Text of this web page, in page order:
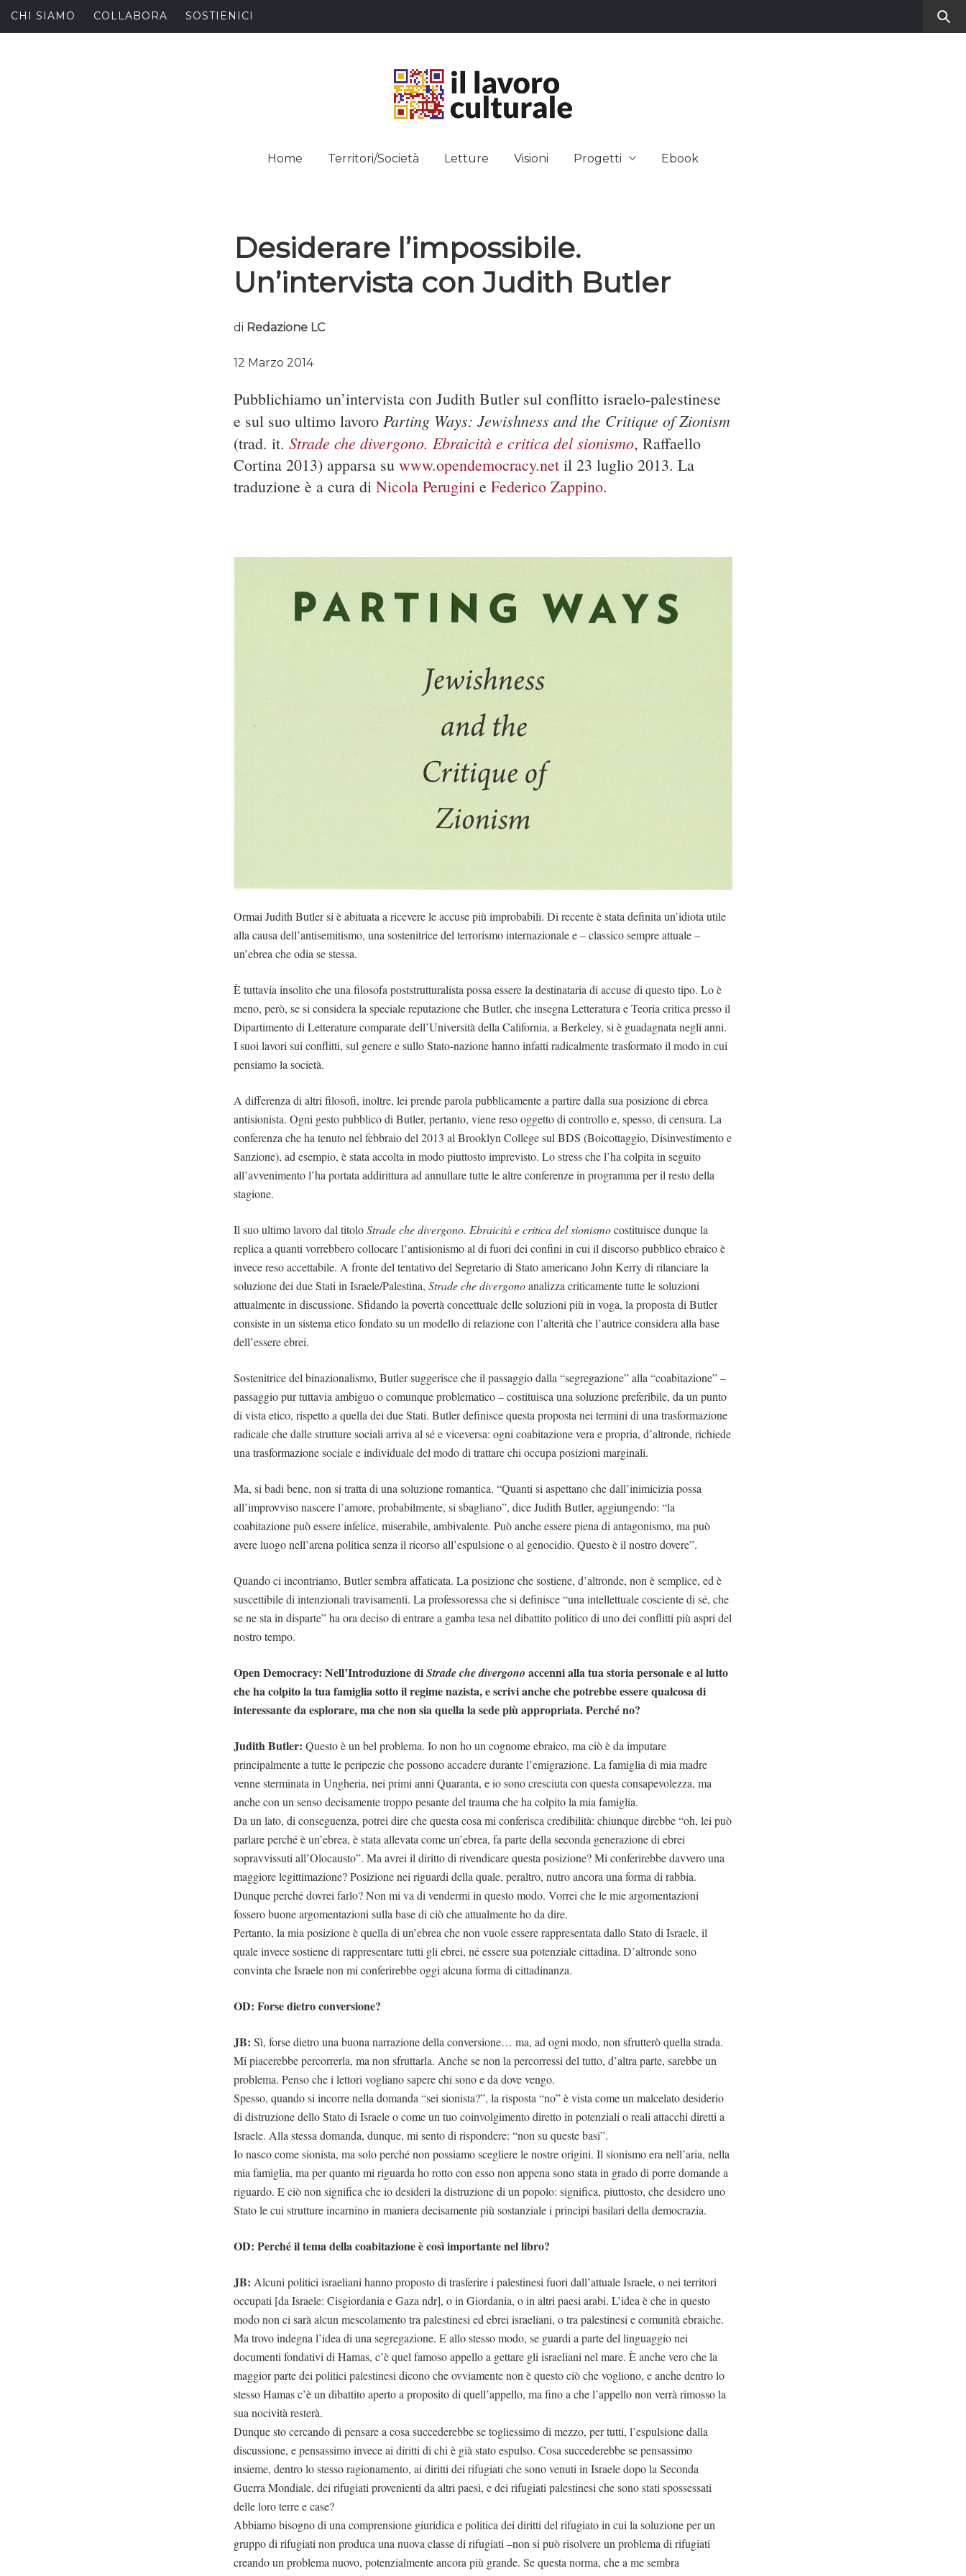
Skip
to
CHI SIAMO COLLABORA SOSTIENICI
IL LAVORO
CULTURALE
Home
Territori/Società Letture Visioni Progetti Ebook
Desiderare l’impossibile.
Un’intervista con Judith Butler
di Redazione LC
12 Marzo 2014
Pubblichiamo un’intervista con Judith Butler sul conflitto israelo-palestinese
e sul suo ultimo lavoro Parting Ways: Jewishness and the Critique of Zionism
(trad. it.Strade che divergono. Ebraicità e critica del sionismo, Raffaello
Cortina 2013) apparsa suwww.opendemocracy.net il 23 luglio 2013. La
traduzione è a cura diNicola Perugini eFederico Zappino.
Ormai Judith Butler si è abituata a ricevere le accuse più improbabili. Di recente è stata definita un’idiota utile
alla causa dell’antisemitismo, una sostenitrice del terrorismo internazionale e – classico sempre attuale –
un’ebrea che odia se stessa.
È tuttavia insolito che una filosofa poststrutturalista possa essere la destinataria di accuse di questo tipo. Lo è
meno, però, se si considera la speciale reputazione che Butler, che insegna Letteratura e Teoria critica presso il
Dipartimento di Letterature comparate dell’Università della California, a Berkeley, si è guadagnata negli anni.
I suoi lavori sui conflitti, sul genere e sullo Stato-nazione hanno infatti radicalmente trasformato il modo in cui
pensiamo la società.
A differenza di altri filosofi, inoltre, lei prende parola pubblicamente a partire dalla sua posizione di ebrea
antisionista. Ogni gesto pubblico di Butler, pertanto, viene reso oggetto di controllo e, spesso, di censura. La
conferenza che ha tenuto nel febbraio del 2013 al Brooklyn College sul BDS (Boicottaggio, Disinvestimento e
Sanzione), ad esempio, è stata accolta in modo piuttosto imprevisto. Lo stress che l’ha colpita in seguito
all’avvenimento l’ha portata addirittura ad annullare tutte le altre conferenze in programma per il resto della
stagione.
Il suo ultimo lavoro dal titoloStrade che divergono. Ebraicità e critica del sionismocostituisce dunque la
replica a quanti vorrebbero collocare l’antisionismo al di fuori dei confini in cui il discorso pubblico ebraico è
invece reso accettabile. A fronte del tentativo del Segretario di Stato americano John Kerry di rilanciare la
soluzione dei due Stati in Israele/Palestina,Strade che divergonoanalizza criticamente tutte le soluzioni
attualmente in discussione. Sfidando la povertà concettuale delle soluzioni più in voga, la proposta di Butler
consiste in un sistema etico fondato su un modello di relazione con l’alterità che l’autrice considera alla base
dell’essere ebrei.
Sostenitrice del binazionalismo, Butler suggerisce che il passaggio dalla “segregazione” alla “coabitazione” –
passaggio pur tuttavia ambiguo o comunque problematico – costituisca una soluzione preferibile, da un punto
di vista etico, rispetto a quella dei due Stati. Butler definisce questa proposta nei termini di una trasformazione
radicale che dalle strutture sociali arriva al sé e viceversa: ogni coabitazione vera e propria, d’altronde, richiede
una trasformazione sociale e individuale del modo di trattare chi occupa posizioni marginali.
Ma, si badi bene, non si tratta di una soluzione romantica. “Quanti si aspettano che dall’inimicizia possa
all’improvviso nascere l’amore, probabilmente, si sbagliano”, dice Judith Butler, aggiungendo: “la
coabitazione può essere infelice, miserabile, ambivalente. Può anche essere piena di antagonismo, ma può
avere luogo nell’arena politica senza il ricorso all’espulsione o al genocidio. Questo è il nostro dovere”.
Quando ci incontriamo, Butler sembra affaticata. La posizione che sostiene, d’altronde, non è semplice, ed è
suscettibile di intenzionali travisamenti. La professoressa che si definisce “una intellettuale cosciente di sé, che
se ne sta in disparte” ha ora deciso di entrare a gamba tesa nel dibattito politico di uno dei conflitti più aspri del
nostro tempo.
Open Democracy: Nell’Introduzione diStrade che divergono accenni alla tua storia personale e al lutto
che ha colpito la tua famiglia sotto il regime nazista, e scrivi anche che potrebbe essere qualcosa di
interessante da esplorare, ma che non sia quella la sede più appropriata. Perché no?
Judith Butler: Questo è un bel problema. Io non ho un cognome ebraico, ma ciò è da imputare
principalmente a tutte le peripezie che possono accadere durante l’emigrazione. La famiglia di mia madre
venne sterminata in Ungheria, nei primi anni Quaranta, e io sono cresciuta con questa consapevolezza, ma
anche con un senso decisamente troppo pesante del trauma che ha colpito la mia famiglia.
Da un lato, di conseguenza, potrei dire che questa cosa mi conferisca credibilità: chiunque direbbe “oh, lei può
parlare perché è un’ebrea, è stata allevata come un’ebrea, fa parte della seconda generazione di ebrei
sopravvissuti all’Olocausto”. Ma avrei il diritto di rivendicare questa posizione? Mi conferirebbe davvero una
maggiore legittimazione? Posizione nei riguardi della quale, peraltro, nutro ancora una forma di rabbia.
Dunque perché dovrei farlo? Non mi va di vendermi in questo modo. Vorrei che le mie argomentazioni
fossero buone argomentazioni sulla base di ciò che attualmente ho da dire.
Pertanto, la mia posizione è quella di un’ebrea che non vuole essere rappresentata dallo Stato di Israele, il
quale invece sostiene di rappresentare tutti gli ebrei, né essere sua potenziale cittadina. D’altronde sono
convinta che Israele non mi conferirebbe oggi alcuna forma di cittadinanza.
OD: Forse dietro conversione?
JB: Sì, forse dietro una buona narrazione della conversione… ma, ad ogni modo, non sfrutterò quella strada.
Mi piacerebbe percorrerla, ma non sfruttarla. Anche se non la percorressi del tutto, d’altra parte, sarebbe un
problema. Penso che i lettori vogliano sapere chi sono e da dove vengo.
Spesso, quando si incorre nella domanda “sei sionista?”, la risposta “no” è vista come un malcelato desiderio
di distruzione dello Stato di Israele o come un tuo coinvolgimento diretto in potenziali o reali attacchi diretti a
Israele. Alla stessa domanda, dunque, mi sento di rispondere: “non su queste basi”.
Io nasco come sionista, ma solo perché non possiamo scegliere le nostre origini. Il sionismo era nell’aria, nella
mia famiglia, ma per quanto mi riguarda ho rotto con esso non appena sono stata in grado di porre domande a
riguardo. E ciò non significa che io desideri la distruzione di un popolo: significa, piuttosto, che desidero uno
Stato le cui strutture incarnino in maniera decisamente più sostanziale i principi basilari della democrazia.
OD: Perché il tema della coabitazione è così importante nel libro?
JB: Alcuni politici israeliani hanno proposto di trasferire i palestinesi fuori dall’attuale Israele, o nei territori
occupati [da Israele: Cisgiordania e Gaza ndr], o in Giordania, o in altri paesi arabi. L’idea è che in questo
modo non ci sarà alcun mescolamento tra palestinesi ed ebrei israeliani, o tra palestinesi e comunità ebraiche.
Ma trovo indegna l’idea di una segregazione. E allo stesso modo, se guardi a parte del linguaggio nei
documenti fondativi di Hamas, c’è quel famoso appello a gettare gli israeliani nel mare. È anche vero che la
maggior parte dei politici palestinesi dicono che ovviamente non è questo ciò che vogliono, e anche dentro lo
stesso Hamas c’è un dibattito aperto a proposito di quell’appello, ma fino a che l’appello non verrà rimosso la
sua nocività resterà.
Dunque sto cercando di pensare a cosa succederebbe se togliessimo di mezzo, per tutti, l’espulsione dalla
discussione, e pensassimo invece ai diritti di chi è già stato espulso. Cosa succederebbe se pensassimo
insieme, dentro lo stesso ragionamento, ai diritti dei rifugiati che sono venuti in Israele dopo la Seconda
Guerra Mondiale, dei rifugiati provenienti da altri paesi, e dei rifugiati palestinesi che sono stati spossessati
delle loro terre e case?
Abbiamo bisogno di una comprensione giuridica e politica dei diritti del rifugiato in cui la soluzione per un
gruppo di rifugiati non produca una nuova classe di rifugiati –non si può risolvere un problema di rifugiati
creando un problema nuovo, potenzialmente ancora più grande. Se questa norma, che a me sembra